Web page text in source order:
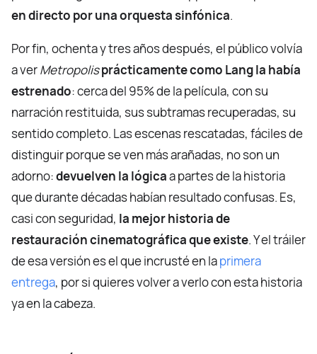
en directo por una orquesta sinfónica.
Por fin, ochenta y tres años después, el público volvía
a verMetropolisprácticamente como Lang la había
estrenado: cerca del 95% de la película, con su
narración restituida, sus subtramas recuperadas, su
sentido completo. Las escenas rescatadas, fáciles de
distinguir porque se ven más arañadas, no son un
adorno:devuelven la lógicaa partes de la historia
que durante décadas habían resultado confusas. Es,
casi con seguridad, la mejor historia de
restauración cinematográfica que existe. Y el tráiler
de esa versión es el que incrusté en laprimera
entrega, por si quieres volver a verlo con esta historia
ya en la cabeza.